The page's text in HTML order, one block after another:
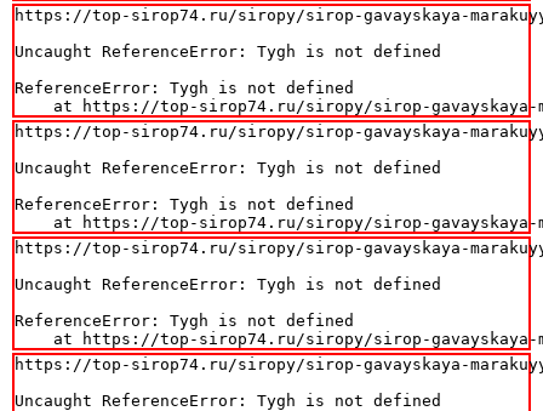
https://top-sirop74.ru/siropy/sirop-gavayskaya-
Uncaught ReferenceError: Tygh is not defined
ReferenceError: Tygh is not defined
at https://top-sirop74.ru/siropy/sirop-
https://top-sirop74.ru/siropy/sirop-gavayskaya-
Uncaught ReferenceError: Tygh is not defined
ReferenceError: Tygh is not defined
at https://top-sirop74.ru/siropy/sirop-
https://top-sirop74.ru/siropy/sirop-gavayskaya-
Uncaught ReferenceError: Tygh is not defined
ReferenceError: Tygh is not defined
at https://top-sirop74.ru/siropy/sirop-
https://top-sirop74.ru/siropy/sirop-gavayskaya-
Uncaught ReferenceError: Tygh is not defined